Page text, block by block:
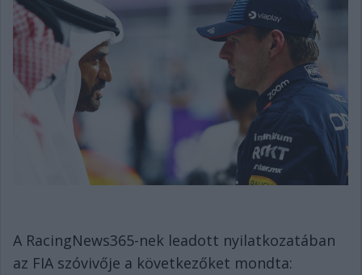
A RacingNews365-nek leadott nyilatkozatában
az FIA szóvivője a következőket mondta: